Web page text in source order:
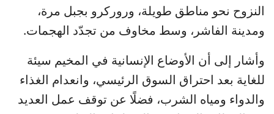
النزوح نحو مناطق طويلة، وروركرو بجبل مرة،
ومدينة الفاشر، وسط مخاوف من تجدّد الهجمات.
وأشار إلى أن الأوضاع الإنسانية في المخيم سيئة
للغاية بعد احتراق السوق الرئيسي، وانعدام الغذاء
والدواء ومياه الشرب، فضلًا عن توقف عمل العديد